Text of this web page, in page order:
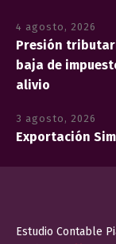
4 agosto, 2026
Presión
baja de
alivio
3 agosto, 2026
Exportación
Estudio Contable